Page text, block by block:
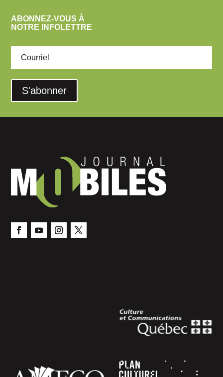
ABONNEZ-VOUS À
NOTRE INFOLETTRE
S'abonner